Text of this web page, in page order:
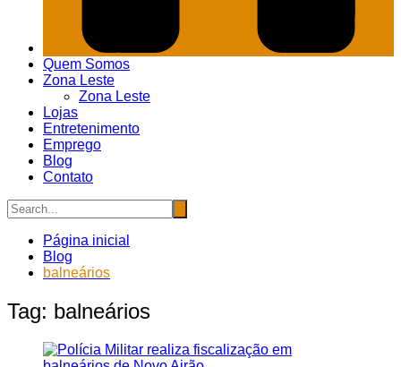
Quem Somos
Zona Leste
Zona Leste
Lojas
Entretenimento
Emprego
Blog
Contato
Página inicial
Blog
balneários
Tag: balneários